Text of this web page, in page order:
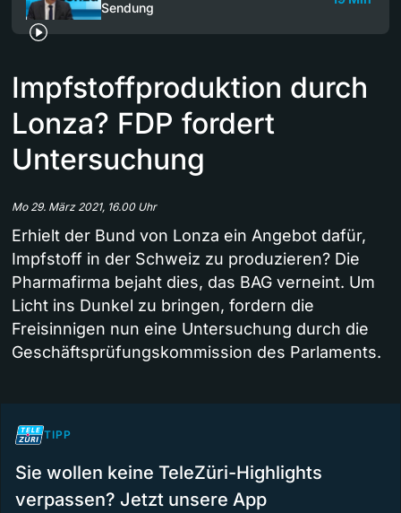
Sendung
Impfstoffproduktion durch
Lonza? FDP fordert
Untersuchung
Mo 29. März 2021, 16.00 Uhr
Erhielt der Bund von Lonza ein Angebot dafür,
Impfstoff in der Schweiz zu produzieren? Die
Pharmafirma bejaht dies, das BAG verneint. Um
Licht ins Dunkel zu bringen, fordern die
Freisinnigen nun eine Untersuchung durch die
Geschäftsprüfungskommission des Parlaments.
TIPP
Sie wollen keine TeleZüri-Highlights
verpassen? Jetzt unsere App